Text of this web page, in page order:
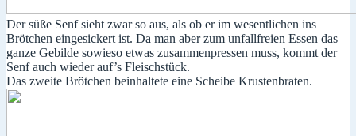
Der süße Senf sieht zwar so aus, als ob er im wesentlichen ins
Brötchen eingesickert ist. Da man aber zum unfallfreien Essen das
ganze Gebilde sowieso etwas zusammenpressen muss, kommt der
Senf auch wieder auf’s Fleischstück.
Das zweite Brötchen beinhaltete eine Scheibe Krustenbraten.